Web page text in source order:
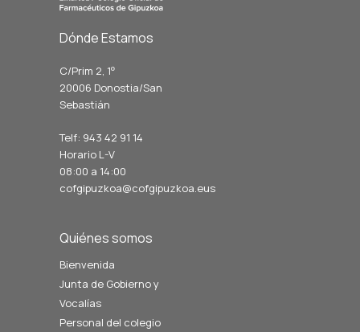
Dónde Estamos
C/Prim 2, 1º
20006 Donostia/San
Sebastián
Telf: 943 42 91 14
Horario L-V
08:00 a 14:00
cofgipuzkoa@cofgipuzkoa.eus
Quiénes somos
Bienvenida
Junta de Gobierno y
Vocalías
Personal del colegio